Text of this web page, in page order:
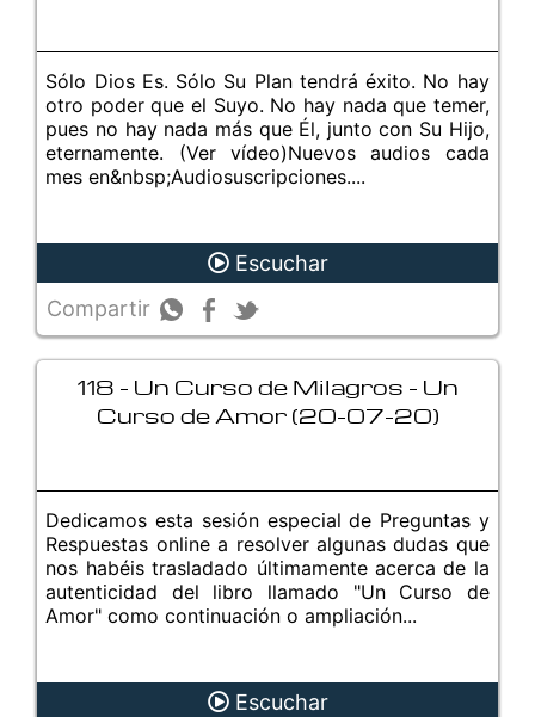
Sólo Dios Es. Sólo Su Plan tendrá éxito. No hay
otro poder que el Suyo. No hay nada que temer,
pues no hay nada más que Él, junto con Su Hijo,
eternamente. (Ver vídeo)Nuevos audios cada
mes en&nbsp;Audiosuscripciones....
Escuchar
Compartir
118 - Un Curso de Milagros - Un
Curso de Amor (20-07-20)
Dedicamos esta sesión especial de Preguntas y
Respuestas online a resolver algunas dudas que
nos habéis trasladado últimamente acerca de la
autenticidad del libro llamado "Un Curso de
Amor" como continuación o ampliación...
Escuchar